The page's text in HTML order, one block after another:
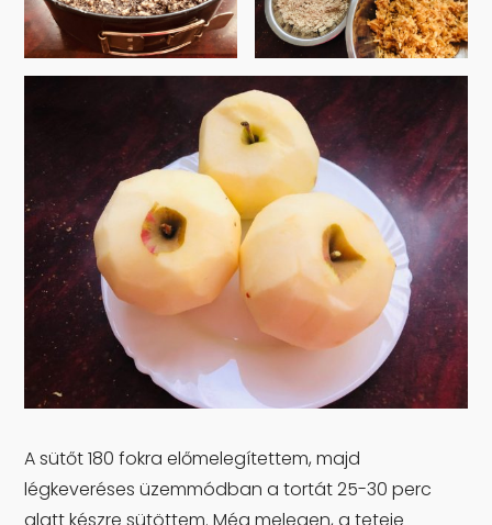
A sütőt 180 fokra előmelegítettem, majd
légkeveréses üzemmódban a tortát 25-30 perc
alatt készre sütöttem. Még melegen, a teteje